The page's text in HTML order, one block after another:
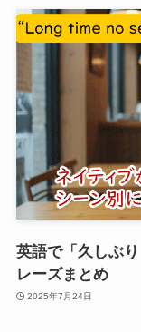
英語で「久しぶ
レーズまとめ
2025年7月24日